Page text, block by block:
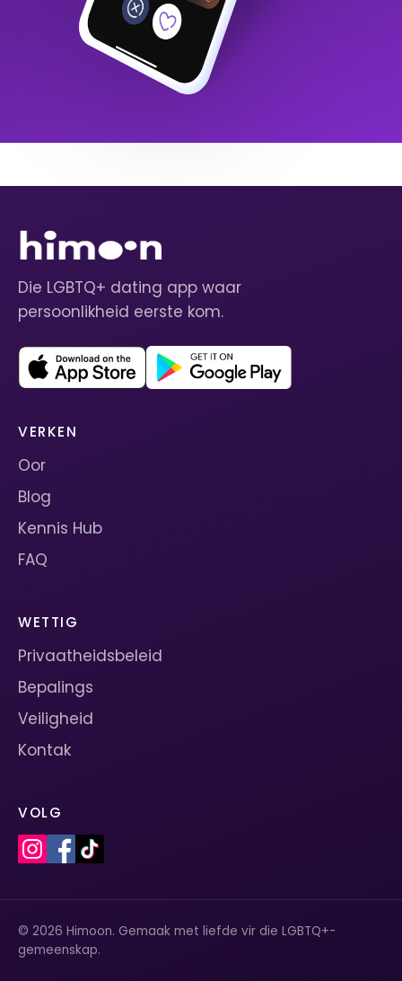
Die LGBTQ+ dating app waar
persoonlikheid eerste kom.
VERKEN
Oor
Blog
Kennis Hub
FAQ
WETTIG
Privaatheidsbeleid
Bepalings
Veiligheid
Kontak
VOLG
© 2026 Himoon. Gemaak met liefde vir die LGBTQ+-
gemeenskap.